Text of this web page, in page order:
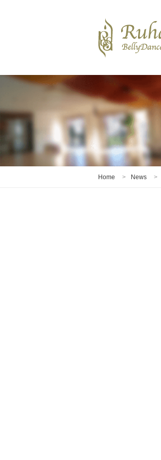
Home News